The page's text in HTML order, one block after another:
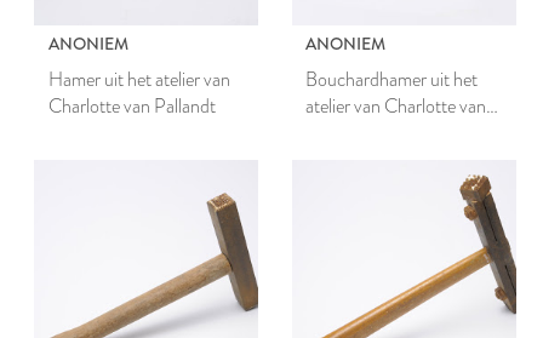
ANONIEM
Hamer uit het atelier van
Charlotte van Pallandt
ANONIEM
Bouchardhamer uit het
atelier van Charlotte van